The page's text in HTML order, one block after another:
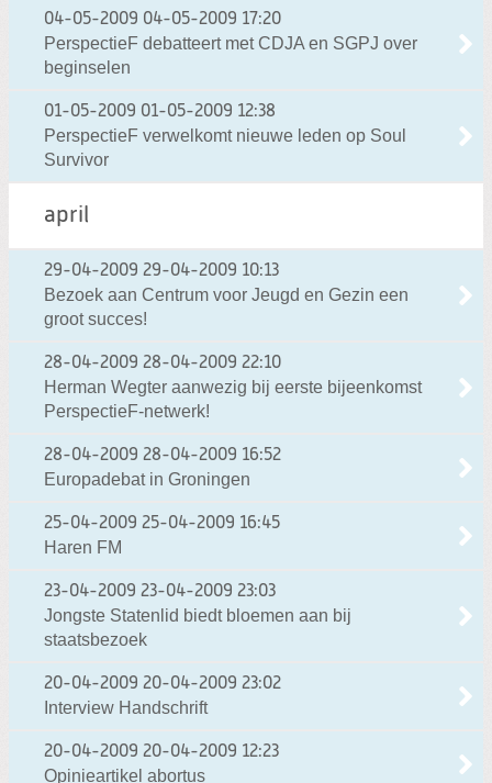
04-05-2009 04-05-2009 17:20
PerspectieF debatteert met CDJA en SGPJ over
beginselen
01-05-2009 01-05-2009 12:38
PerspectieF verwelkomt nieuwe leden op Soul
Survivor
april
29-04-2009 29-04-2009 10:13
Bezoek aan Centrum voor Jeugd en Gezin een
groot succes!
28-04-2009 28-04-2009 22:10
Herman Wegter aanwezig bij eerste bijeenkomst
PerspectieF-netwerk!
28-04-2009 28-04-2009 16:52
Europadebat in Groningen
25-04-2009 25-04-2009 16:45
Haren FM
23-04-2009 23-04-2009 23:03
Jongste Statenlid biedt bloemen aan bij
staatsbezoek
20-04-2009 20-04-2009 23:02
Interview Handschrift
20-04-2009 20-04-2009 12:23
Opinieartikel abortus